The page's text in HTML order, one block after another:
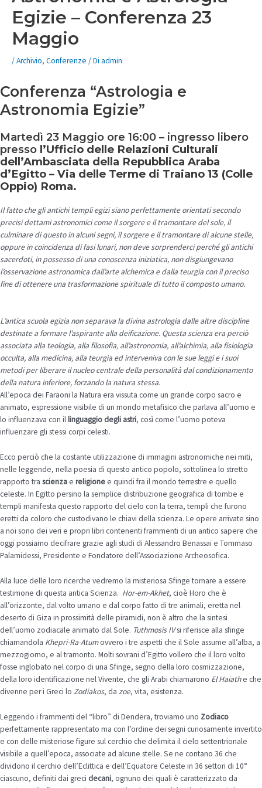
Egizie – Conferenza 23
Maggio
/Archivio, Conferenze / Di admin
Conferenza “Astrologia e
Astronomia Egizie”
Martedì 23 Maggio ore 16:00 – ingresso libero
presso l’Ufficio delle Relazioni Culturali
dell’Ambasciata della Repubblica Araba
d’Egitto – Via delle Terme di Traiano 13 (Colle
Oppio) Roma.
Il fatto che gli antichi templi egizi siano perfettamente orientati secondo
precisi dettami astronomici come il sorgere e il tramontare del sole, il
culminare di questo in alcuni segni, il sorgere e il tramontare di alcune stelle,
oppure in coincidenza di fasi lunari, non deve sorprenderci perché gli antichi
sacerdoti, in possesso di una conoscenza iniziatica, non disgiungevano
l’osservazione astronomica dall’arte alchemica e dalla teurgia con il preciso
fine di ottenere una trasformazione spirituale di tutto il composto umano.
L’antica scuola egizia non separava la divina astrologia dalle altre discipline
destinate a formare l’aspirante alla deificazione. Questa scienza era perciò
associata alla teologia, alla filosofia, all’astronomia, all’alchimia, alla fisiologia
occulta, alla medicina, alla teurgia ed interveniva con le sue leggi e i suoi
metodi per liberare il nucleo centrale della personalità dal condizionamento
della natura inferiore, forzando la natura stessa.
All’epoca dei Faraoni la Natura era vissuta come un grande corpo sacro e
animato, espressione visibile di un mondo metafisico che parlava all’uomo e
lo influenzava con illinguaggio degli astri, così come l’uomo poteva
influenzare gli stessi corpi celesti.
Ecco perciò che la costante utilizzazione di immagini astronomiche nei miti,
nelle leggende, nella poesia di questo antico popolo, sottolinea lo stretto
rapporto tra scienzae religionee quindi fra il mondo terrestre e quello
celeste. In Egitto persino la semplice distribuzione geografica di tombe e
templi manifesta questo rapporto del cielo con la terra, templi che furono
eretti da coloro che custodivano le chiavi della scienza. Le opere arrivate sino
a noi sono dei veri e propri libri contenenti frammenti di un antico sapere che
oggi possiamo decifrare grazie agli studi di Alessandro Benassai e Tommaso
Palamidessi, Presidente e Fondatore dell’Associazione Archeosofica.
Alla luce delle loro ricerche vedremo la misteriosa Sfinge tornare a essere
testimone di questa antica Scienza. Hor-em-Akhet, cioè Horo che è
all’orizzonte, dal volto umano e dal corpo fatto di tre animali, eretta nel
deserto di Giza in prossimità delle piramidi, non è altro che la sintesi
dell’uomo zodiacale animato dal Sole. Tuthmosis IVsi riferisce alla sfinge
chiamandola Khepri-Ra-Atumovvero i tre aspetti che il Sole assume all’alba, a
mezzogiorno, e al tramonto. Molti sovrani d’Egitto vollero che il loro volto
fosse inglobato nel corpo di una Sfinge, segno della loro cosmizzazione,
della loro identificazione nel Vivente, che gli Arabi chiamarono El Haiathe che
divenne per i Greci lo Zodiakos, da zoe, vita, esistenza.
Leggendo i frammenti del “libro” di Dendera, troviamo uno Zodiaco
perfettamente rappresentato ma con l’ordine dei segni curiosamente invertito
e con delle misteriose figure sul cerchio che delimita il cielo settentrionale
visibile a quell’epoca, associate ad alcune stelle. Se ne contano 36 che
dividono il cerchio dell’Eclittica e dell’Equatore Celeste in 36 settori di 10°
ciascuno, definiti dai greci decani, ognuno dei quali è caratterizzato da